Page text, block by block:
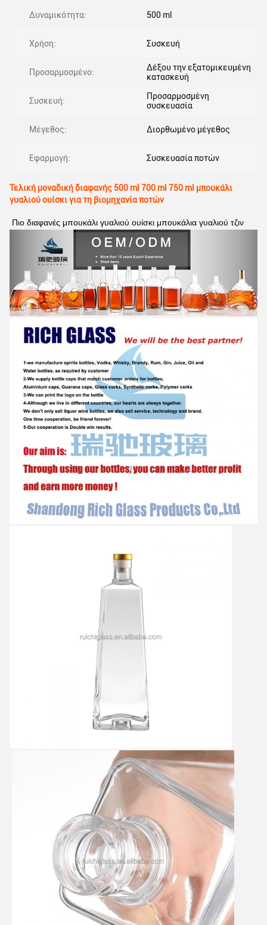
Δυναμικότητα: 500 ml
Χρήση: Συσκευή
Προσαρμοσμένο:
Δέξου την εξατομικευμένη
κατασκευή
Συσκευή:
Προσαρμοσμένη
συσκευασία
Μέγεθος: Διορθωμένο μέγεθος
Εφαρμογή: Συσκευασία ποτών
Τελική μοναδική διαφανής 500 ml 700 ml 750 ml μπουκάλι
γυαλιού ουίσκι για τη βιομηχανία ποτών
Πιο διαφανές μπουκάλι γυαλιού ουίσκι μπουκάλια γυαλιού τζιν